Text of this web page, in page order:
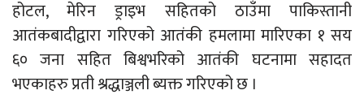
होटल, मेरिन ड्राइभ सहितको ठाउँमा पाकिस्तानी
आतंकबादीद्वारा गरिएको आतंकी हमलामा मारिएका १ सय
६० जना सहित बिश्वभरिको आतंकी घटनामा सहादत
भएकाहरु प्रती श्रद्धाञ्जली ब्यक्त गरिएको छ ।